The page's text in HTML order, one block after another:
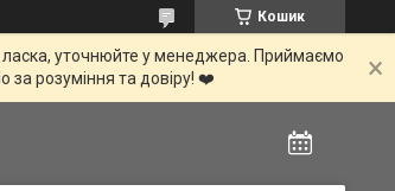
Кошик
ласка, уточнюйте у менеджера. Приймаємо
за розуміння та довіру! ❤️